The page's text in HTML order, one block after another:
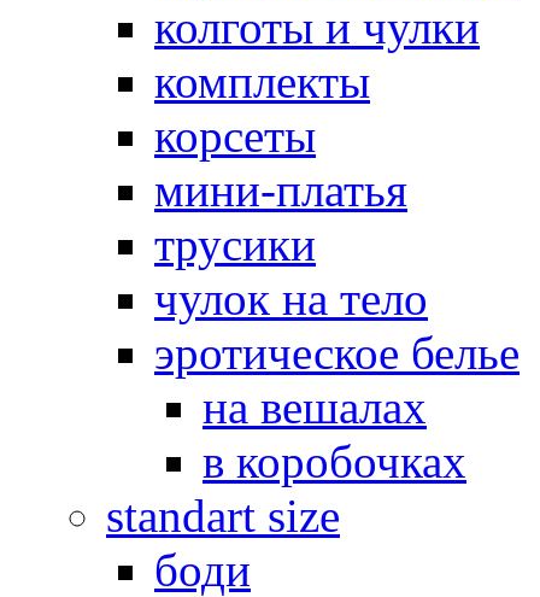
колготы и чулки
комплекты
корсеты
мини-платья
трусики
чулок на тело
эротическое белье
на вешалах
в коробочках
standart size
боди